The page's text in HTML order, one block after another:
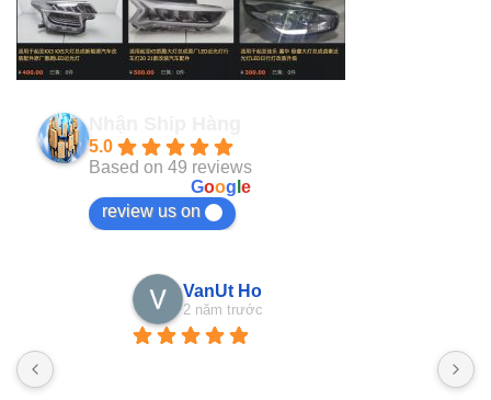
5.0
Based on 49 reviews
Goog e
review us on
VanUt Ho
2 năm trước